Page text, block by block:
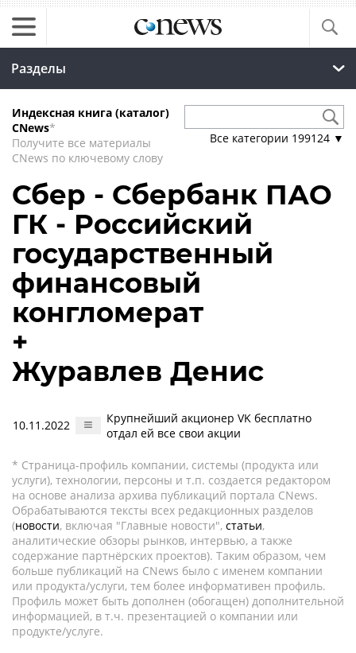
Разделы
Индексная книга (каталог)
CNews*
Получите все материалы
CNews по ключевому слову
Все категории 199124 ▼
Сбер - Сбербанк ПАО
ГК - Российский
государственный
финансовый
конгломерат
+
Журавлев Денис
10.11.2022
Крупнейший акционер VK бесплатно
отдал ей все свои акции
* Страница-профиль компании, системы (продукта или
услуги), технологии, персоны и т.п. создается редактором
на основе анализа архива публикаций портала CNews.
Обрабатываются тексты всех редакционных разделов
(новости, включая "Главные новости", статьи,
аналитические обзоры рынков, интервью, а также
содержание партнёрских проектов). Таким образом, чем
больше публикаций на CNews было с именем компании
или продукта/услуги, тем более информативен профиль.
Профиль может быть дополнен (обогащен) дополнительной
информацией, в т.ч. презентацией о компании или
продукте/услуге.